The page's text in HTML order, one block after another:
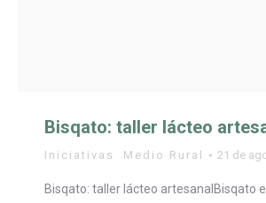
Bisqato: taller lácteo
Iniciativas Medio Rural 21 de
Bisqato: taller lácteo artesanalBisqato